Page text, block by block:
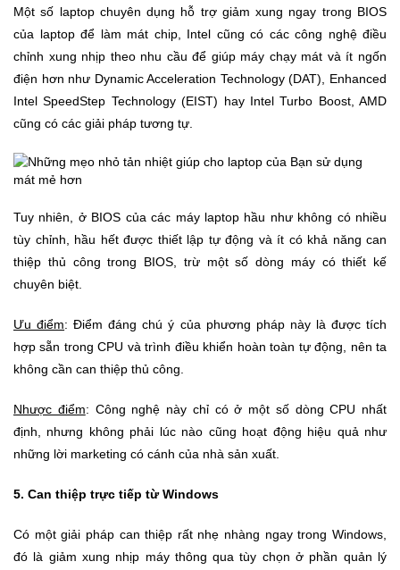
Một số laptop chuyên dụng hỗ trợ giảm xung ngay trong BIOS
của laptop để làm mát chip, Intel cũng có các công nghệ điều
chỉnh xung nhịp theo nhu cầu để giúp máy chạy mát và ít ngốn
điện hơn như Dynamic Acceleration Technology (DAT), Enhanced
Intel SpeedStep Technology (EIST) hay Intel Turbo Boost, AMD
cũng có các giải pháp tương tự.
Tuy nhiên, ở BIOS của các máy laptop hầu như không có nhiều
tùy chỉnh, hầu hết được thiết lập tự động và ít có khả năng can
thiệp thủ công trong BIOS, trừ một số dòng máy có thiết kế
chuyên biệt.
Ưu điểm: Điểm đáng chú ý của phương pháp này là được tích
hợp sẵn trong CPU và trình điều khiển hoàn toàn tự động, nên ta
không cần can thiệp thủ công.
Nhược điểm: Công nghệ này chỉ có ở một số dòng CPU nhất
định, nhưng không phải lúc nào cũng hoạt động hiệu quả như
những lời marketing có cánh của nhà sản xuất.
5. Can thiệp trực tiếp từ Windows
Có một giải pháp can thiệp rất nhẹ nhàng ngay trong Windows,
đó là giảm xung nhịp máy thông qua tùy chọn ở phần quản lý